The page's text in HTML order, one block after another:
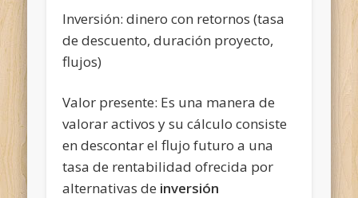
Inversión: dinero con retornos (tasa
de descuento, duración proyecto,
flujos)
Valor presente: Es una manera de
valorar activosy su cálculo consiste
en descontar el flujo futuro a una
tasa de rentabilidad ofrecida por
alternativas de inversión